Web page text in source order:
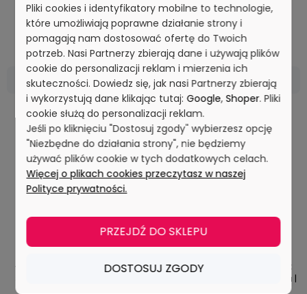
Cena netto:140,22 zł
DO KOSZYKA
Cena netto:140,22 zł
DO KOSZYKA
Łopata ergonomiczna. 380 x
Łopata ergonomiczna. 380 x
340 x 90 mm. 1310 mm. czarna |
Pliki cookies i identyfikatory mobilne to technologie,
które umożliwiają poprawne działanie strony i
pomagają nam dostosować ofertę do Twoich
potrzeb. Nasi Partnerzy zbierają dane i używają plików
cookie do personalizacji reklam i mierzenia ich
skuteczności. Dowiedz się, jak nasi Partnerzy zbierają
i wykorzystują dane klikając tutaj:Google,Shoper. Pliki
cookie służą do personalizacji reklam.
Jeśli po kliknięciu "Dostosuj zgody" wybierzesz opcję
"Niezbędne do działania strony", nie będziemy
używać plików cookie w tych dodatkowych celach.
Więcej o plikach cookies przeczytasz w naszej
Polityce prywatności.
PRZEJDŹ DO SKLEPU
DOSTOSUJ ZGODY